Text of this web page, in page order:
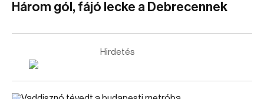
Három gól, fájó lecke a Debrecennek
Hirdetés